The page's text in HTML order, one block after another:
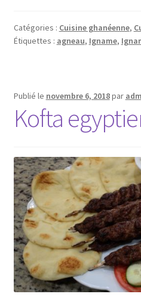
Catégories : Cuisine ghanéenne,
Étiquettes : agneau, Igname,
Publié le novembre 6, 2018par
Kofta